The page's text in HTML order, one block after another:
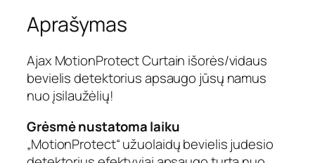
e
s
:
A
a
x
Aprašymas
Ajax MotionProtect Curtain išorės/vidaus
bevielis detektorius apsaugo jūsų namus
nuo įsilaužėlių!
Grėsmė nustatoma laiku
„MotionProtect“ užuolaidų bevielis judesio